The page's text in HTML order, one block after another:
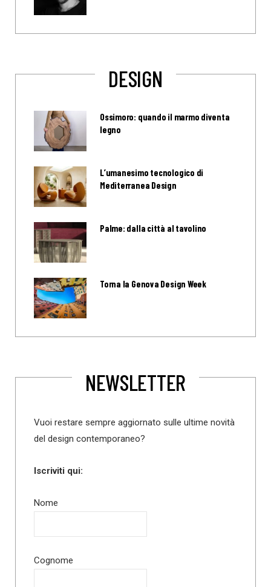
DESIGN
Ossimoro: quando il marmo diventa
legno
L’umanesimo tecnologico di
Mediterranea Design
Palme: dalla città al tavolino
Torna la Genova Design Week
NEWSLETTER
Vuoi restare sempre aggiornato sulle ultime novità
del design contemporaneo?
Iscriviti qui:
Nome
Cognome